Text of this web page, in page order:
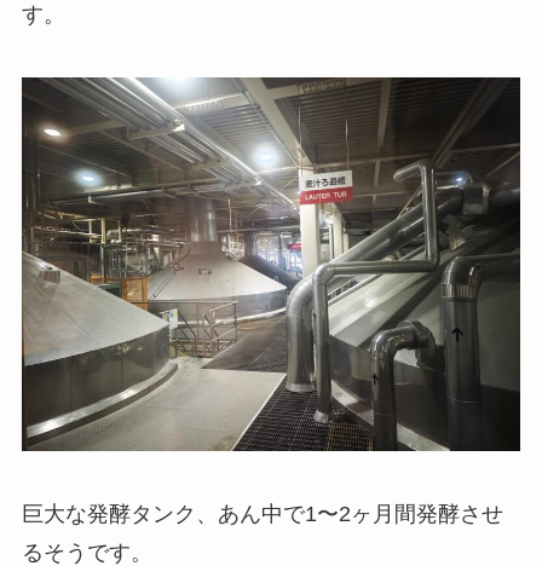
す。
巨大な発酵タンク、あん中で1〜2ヶ月間発酵させ
るそうです。